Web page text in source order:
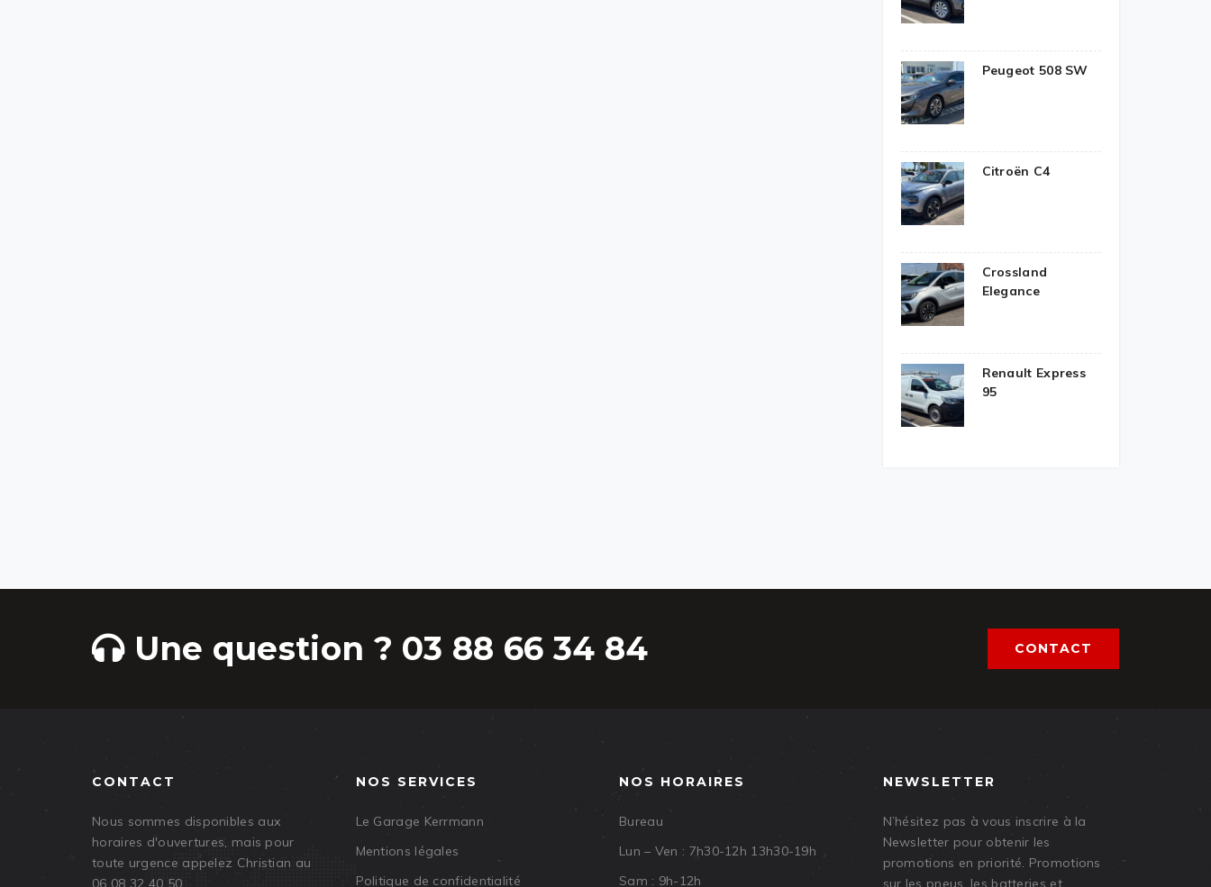
Peugeot 508 SW
Citroën C4
Crossland
Elegance
Renault Express
95
Une question ? 03 88 66 34 84 CONTACT
CONTACT
Nous sommes disponibles aux
horaires d'ouvertures, mais pour
toute urgence appelez Christian au
06 08 32 40 50
NOS SERVICES
Le Garage Kerrmann
Mentions légales
Politique de confidentialité
NOS HORAIRES
Bureau
Lun – Ven : 7h30-12h 13h30-19h
Sam : 9h-12h
NEWSLETTER
N’hésitez pas à vous inscrire à la
Newsletter pour obtenir les
promotions en priorité. Promotions
sur les pneus, les batteries et